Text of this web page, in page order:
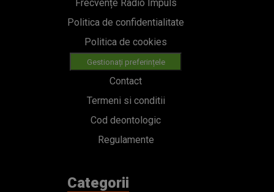
Frecvențe Radio Impuls
Politica de confidentialitate
Politica de cookies
Gestionați preferințele
Contact
Termeni si conditii
Cod deontologic
Regulamente
Categorii